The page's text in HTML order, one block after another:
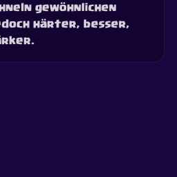
gewöhnlichen
härter, besser,